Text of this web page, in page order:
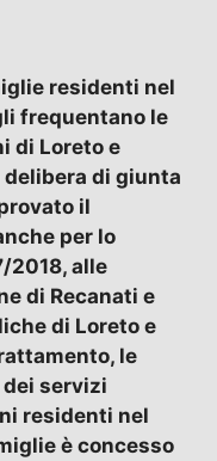
residenti nel
frequentano le
di Loreto e
di giunta
il
per lo
2018, alle
di Recanati e
di Loreto e
le
servizi
residenti nel
è concesso